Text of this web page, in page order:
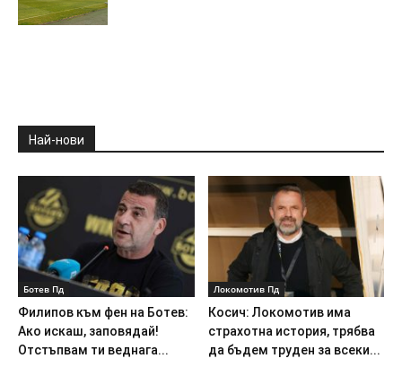
Най-нови
Ботев Пд
Филипов към фен на Ботев:
Ако искаш, заповядай!
Отстъпвам ти веднага...
Локомотив Пд
Косич: Локомотив има
страхотна история, трябва
да бъдем труден за всеки...